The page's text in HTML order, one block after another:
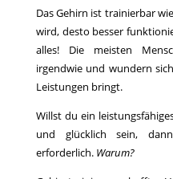
Das Gehirn ist trainierbar
wird, desto besser
alles! Die meisten
irgendwie und wundern
Leistungen bringt.
Willst du ein
und glücklich sein,
erforderlich. Warum?